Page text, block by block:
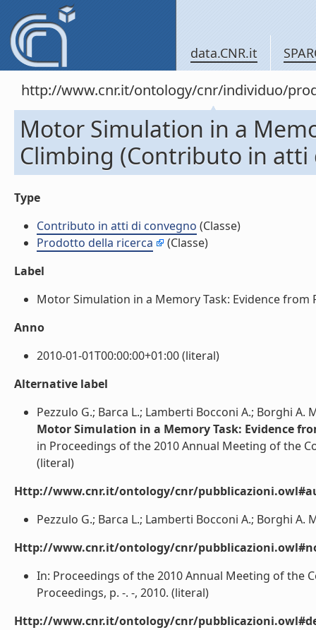
data.CNR.it
http://www.cnr.it/ontology/cnr/individuo/
Motor Simulation in a
Climbing (Contributo in atti
Type
Contributo in atti di convegno (Classe)
Prodotto della ricerca
(Classe)
Label
Motor Simulation in a Memory Task: Evidence
Anno
2010-01-01T00:00:00+01:00 (literal)
Alternative label
Pezzulo G.; Barca L.; Lamberti Bocconi A.; Borghi A.
Motor Simulation in a Memory Task: Evidence
in Proceedings of the 2010 Annual Meeting of the
(literal)
Http://www.cnr.it/ontology/cnr/
Pezzulo G.; Barca L.; Lamberti Bocconi A.; Borghi A.
Http://www.cnr.it/ontology/cnr/
In: Proceedings of the 2010 Annual Meeting of the
Proceedings, p. -. -, 2010. (literal)
Http://www.cnr.it/ontology/cnr/